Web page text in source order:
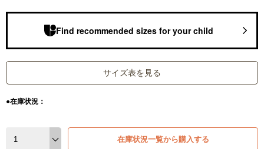
Find recommended sizes for your child
サイズ表を見る
●在庫状況：
在庫状況一覧から購入する